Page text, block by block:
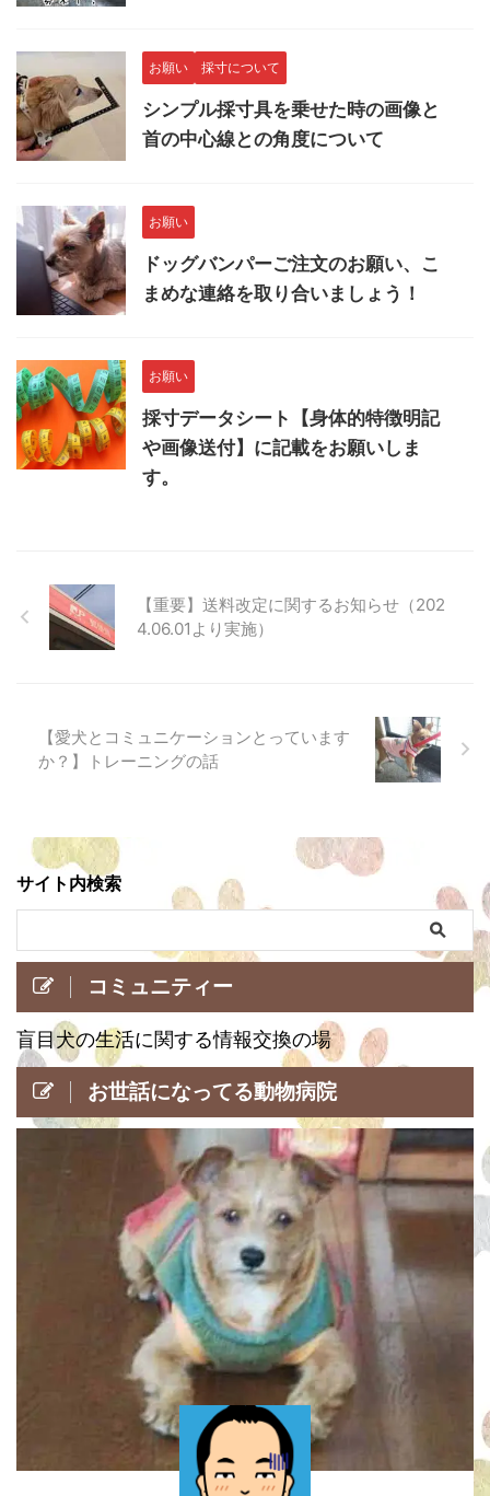
お願い 採寸について
シンプル採寸具を乗せた時の画像と
首の中心線との角度について
お願い
ドッグバンパーご注文のお願い、こ
まめな連絡を取り合いましょう！
お願い
採寸データシート【身体的特徴明記
や画像送付】に記載をお願いしま
す。
【重要】送料改定に関するお知らせ（202
4.06.01より実施）
【愛犬とコミュニケーションとっています
か？】トレーニングの話
サイト内検索
コミュニティー
盲目犬の生活に関する情報交換の場
お世話になってる動物病院